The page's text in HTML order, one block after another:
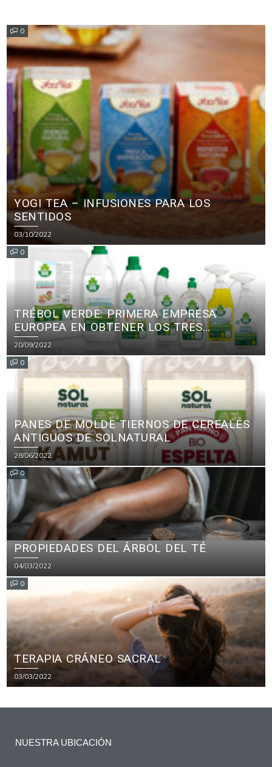
0
YOGI TEA – INFUSIONES PARA LOS
SENTIDOS
03/10/2022
0
TRÉBOL VERDE: PRIMERA EMPRESA
EUROPEA EN OBTENER LOS TRES
PRINCIPALES CERTIFICADOS ECOLÓGICOS
PARA PRODUCTOS DE LIMPIEZA
20/09/2022
0
PANES DE MOLDE TIERNOS DE CEREALES
ANTIGUOS DE SOLNATURAL
28/06/2022
0
PROPIEDADES DEL ÁRBOL DEL TÉ
04/03/2022
0
TERAPIA CRÁNEO SACRAL
03/03/2022
NUESTRA UBICACIÓN